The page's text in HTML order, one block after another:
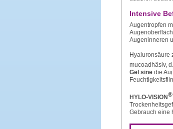
Intensive
Augentropfen
Augeninneren
Hyaluronsäure
mucoadhäsiv,
Gel sinedie
HYLO-VISION®
Gebrauch eine